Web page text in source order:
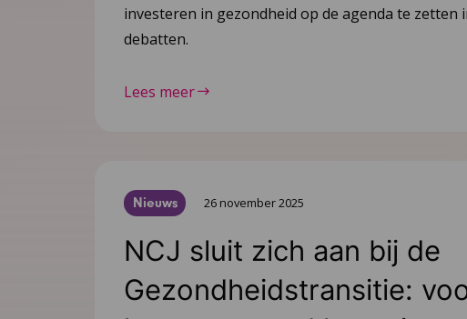
investeren in gezondheid op de agenda te zetten
debatten.
Lees meer
Nieuws 26 november 2025
NCJ sluit zich aan bij de
Gezondheidstransitie: